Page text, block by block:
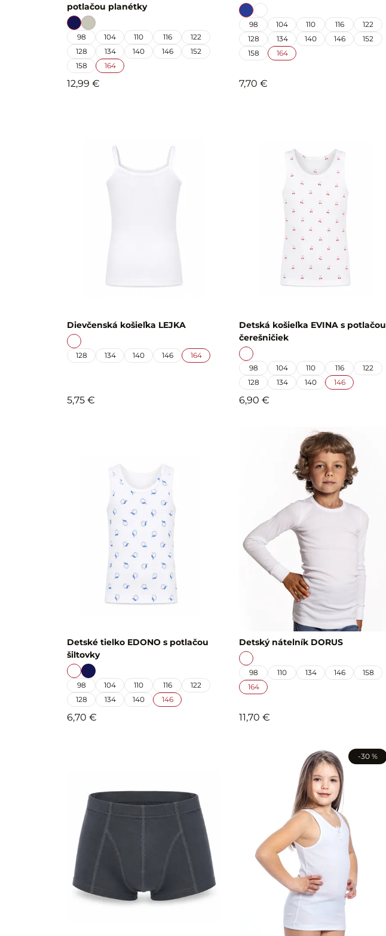
potlačou planétky
98 104 110 116
122
128
134 140 146
152
158
164
12,99 €
98 104 110 116
122
128
134 140 146
152
158
164
7,70 €
Dievčenská košieľka LEJKA
128 134 140 146 164
5,75 €
Detská košieľka EVINA s potlačou
čerešničiek
98 104 110 116
122
128
134 140 146
6,90 €
Detské tielko EDONO s potlačou
šiltovky
98 104 110 116
122
128
134 140 146
6,70 €
Detský nátelník DORUS
98 110 134 146
158
164
11,70 €
-30 %